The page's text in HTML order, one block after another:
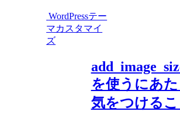
WordPressテー
マカスタマイ
ズ
を使うにあた
気をつけるこ